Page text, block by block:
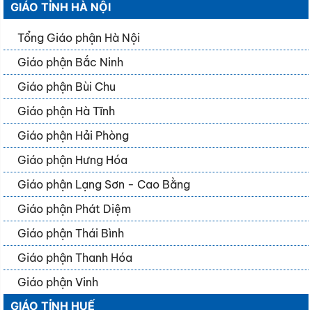
GIÁO TỈNH HÀ NỘI
Tổng Giáo phận Hà Nội
Giáo phận Bắc Ninh
Giáo phận Bùi Chu
Giáo phận Hà Tĩnh
Giáo phận Hải Phòng
Giáo phận Hưng Hóa
Giáo phận Lạng Sơn - Cao Bằng
Giáo phận Phát Diệm
Giáo phận Thái Bình
Giáo phận Thanh Hóa
Giáo phận Vinh
GIÁO TỈNH HUẾ